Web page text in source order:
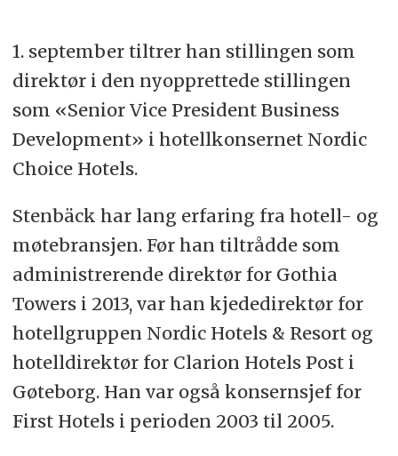
1. september tiltrer han stillingen som
direktør i den nyopprettede stillingen
som «Senior Vice President Business
Development» i hotellkonsernet Nordic
Choice Hotels.
Stenbäck har lang erfaring fra hotell- og
møtebransjen. Før han tiltrådde som
administrerende direktør for Gothia
Towers i 2013, var han kjededirektør for
hotellgruppen Nordic Hotels & Resort og
hotelldirektør for Clarion Hotels Post i
Gøteborg. Han var også konsernsjef for
First Hotels i perioden 2003 til 2005.